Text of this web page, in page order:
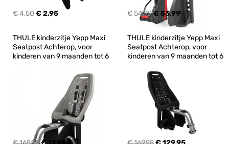
€ 4,50€ 2,95 € 54,99€ 53,99
THULE kinderzitje Yepp Maxi
Seatpost Achterop, voor
kinderen van 9 maanden tot 6
THULE kinderzitje Yepp Maxi
Seatpost Achterop, voor
kinderen van 9 maanden tot 6